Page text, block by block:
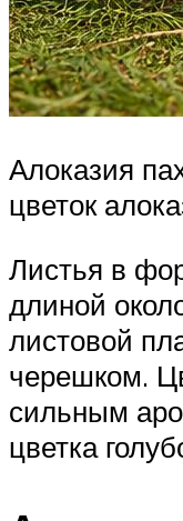
Алоказия
цветок
Листья в
длиной
листовой
черешком.
сильным
цветка